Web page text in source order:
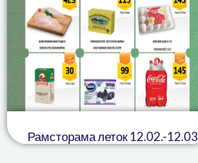
Рамсторама леток 12.02.-12.03